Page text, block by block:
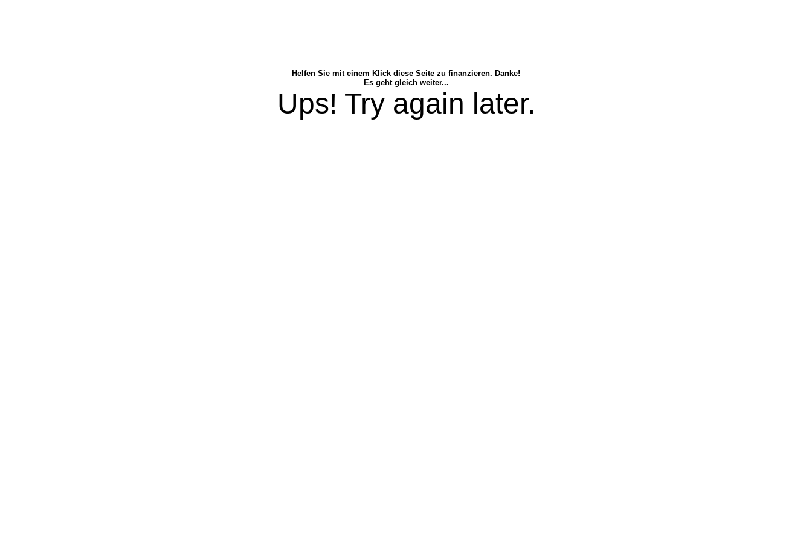
Helfen Sie mit einem Klick diese Seite zu finanzieren. Danke!
Es geht gleich weiter...
Ups! Try again later.